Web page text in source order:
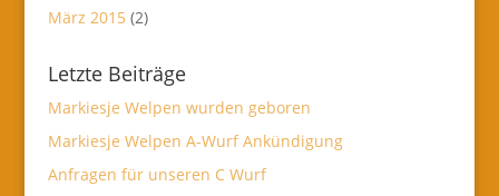
März 2015 (2)
Letzte Beiträge
Markiesje Welpen wurden geboren
Markiesje Welpen A-Wurf Ankündigung
Anfragen für unseren C Wurf